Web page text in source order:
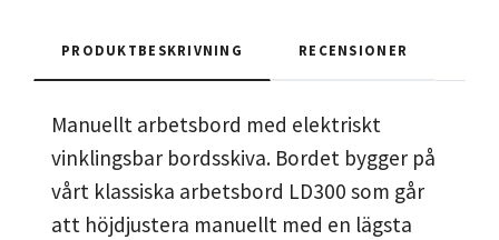
PRODUKTBESKRIVNING RECENSIONER
Manuellt arbetsbord med elektriskt
vinklingsbar bordsskiva. Bordet bygger på
vårt klassiska arbetsbord LD300 som går
att höjdjustera manuellt med en lägsta